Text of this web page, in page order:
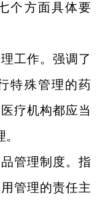
个方面具体要
工作。强调了
特殊管理的药
疗机构都应当
管理制度。指
管理的责任主